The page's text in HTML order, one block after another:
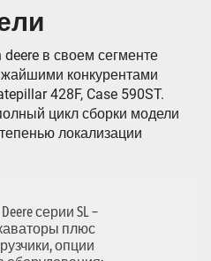
deere в своем сегменте
конкурентами
428F, Case 590ST.
цикл сборки модели
локализации
серии SL –
плюс
опции